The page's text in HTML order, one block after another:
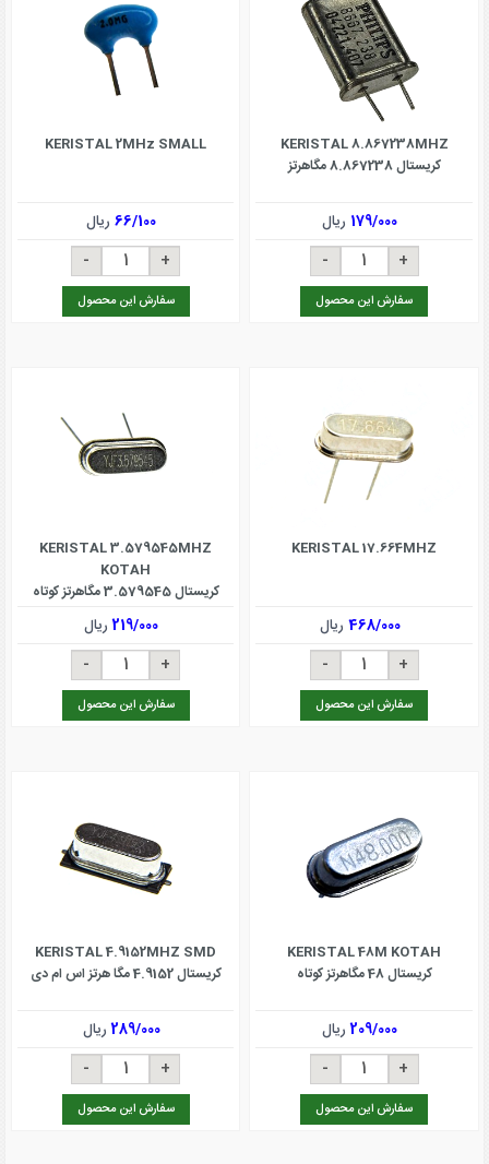
KERISTAL 8.867238MHZ
کریستال 8.867238 مگاهرتز
179/000 ریال
سفارش این محصول
KERISTAL 2MHz SMALL
66/100ریال
سفارش این محصول
KERISTAL 17.664MHZ
468/000 ریال
سفارش این محصول
KERISTAL 3.579545MHZ
KOTAH
کریستال 3.579545 مگاهرتز کوتاه
219/000ریال
سفارش این محصول
KERISTAL 48M KOTAH
کریستال 48 مگاهرتز کوتاه
209/000ریال
سفارش این محصول
KERISTAL 4.9152MHZ SMD
کریستال 4.9152 مگا هرتز اس ام دی
289/000ریال
سفارش این محصول